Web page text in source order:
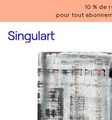
10 % de
pour tout